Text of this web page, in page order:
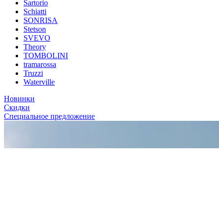
Sartorio
Schiatti
SONRISA
Stetson
SVEVO
Theory
TOMBOLINI
tramarossa
Truzzi
Waterville
Новинки
Скидки
Специальное предложение